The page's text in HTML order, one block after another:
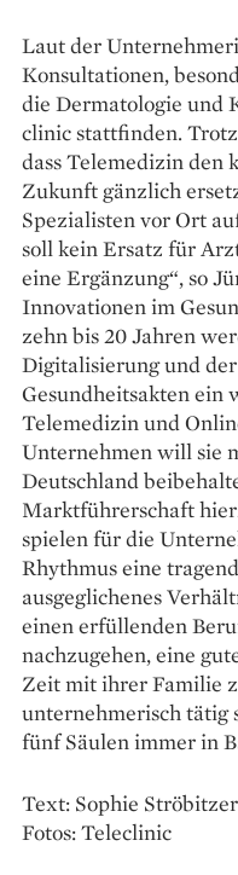
Laut der
Konsultationen,
die Dermatologie und
clinic stattfinden.
dass Tele­medizin den
Zukunft gänzlich
Spezialisten vor Ort
soll kein Ersatz für
eine Ergänzung“, so
Innovationen im
zehn bis 20 Jahren
Digitalisierung und
Gesundheitsakten ein
­Telemedizin und
Unternehmen will sie
Deutschland
Marktführerschaft
spielen für die
Rhythmus eine
ausgeglichenes
einen erfüllenden
nachzugehen, eine
Zeit mit ihrer Familie
unternehmerisch tätig
fünf Säulen immer in
Text: Sophie Ströbitzer
Fotos: Teleclinic